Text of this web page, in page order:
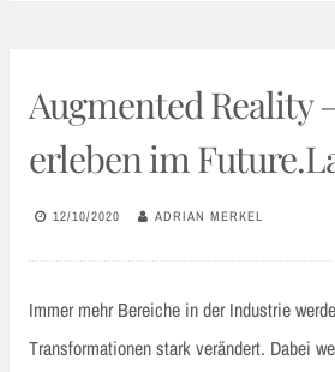
Augmented Reality
erleben im
12/10/2020 ADRIAN MERKEL
Immer mehr Bereiche in der Industrie
Transformationen stark verändert. Dabei